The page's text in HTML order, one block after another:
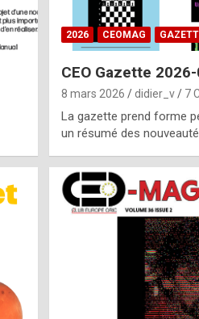
2026 CEOMAG
CEO Gazette
8 mars 2026 didier_v 7
La gazette prend forme
un résumé des